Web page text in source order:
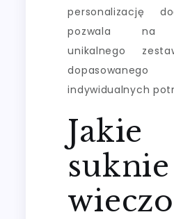
personalizację
pozwala na
unikalnego
indywidualnych
Jakie
suknie